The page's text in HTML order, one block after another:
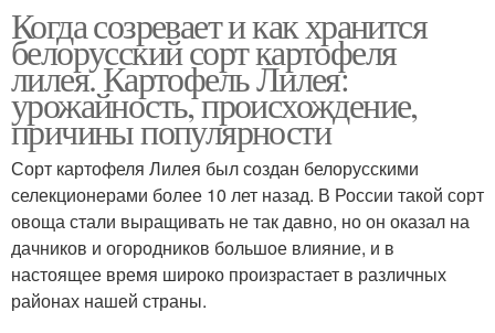
Когда созревает и как хранится
белорусский сорт картофеля
лилея. Картофель Лилея:
урожайность, происхождение,
причины популярности
Сорт картофеля Лилея был создан белорусскими
селекционерами более 10 лет назад. В России такой сорт
овоща стали выращивать не так давно, но он оказал на
дачников и огородников большое влияние, и в
настоящее время широко произрастает в различных
районах нашей страны.